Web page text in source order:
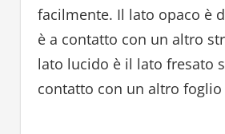
facilmente. Il lato opaco è
è a contatto con un altro
lato lucido è il lato fresato
contatto con un altro